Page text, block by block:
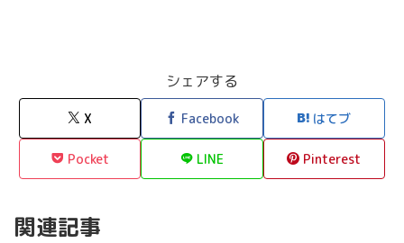
シェアする
X Facebook はてブ
Pocket LINE Pinterest
関連記事